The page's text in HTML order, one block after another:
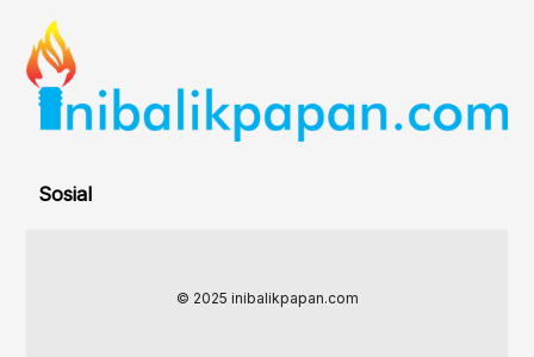
Sosial
© 2025 inibalikpapan.com